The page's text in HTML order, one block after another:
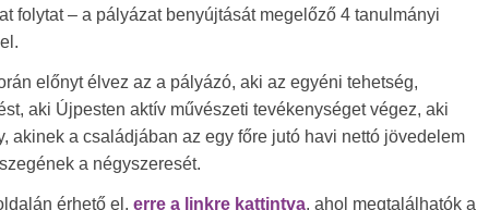
folytat – a pályázat benyújtását megelőző 4 tanulmányi
előnyt élvez az a pályázó, aki az egyéni tehetség,
aki Újpesten aktív művészeti tevékenységet végez, aki
akinek a családjában az egy főre jutó havi nettó jövedelem
a négyszeresét.
érhető el, erre a linkre kattintva, ahol megtalálhatók a